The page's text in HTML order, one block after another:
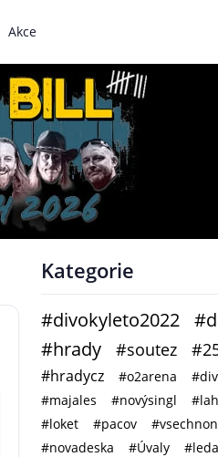
Akce
Kategorie
#divokyleto2022
#hrady
#soutez
#hradycz
#o2arena
#majales
#novýsingl
#loket
#pacov
#novadeska
#Úvaly